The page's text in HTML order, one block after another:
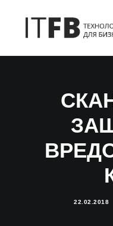
DEVOPS
22.02.2018